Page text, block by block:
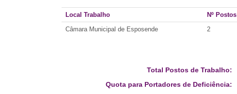
Local Trabalho Nº Postos
Câmara Municipal de Esposende
2
Total Postos de Trabalho:
Quota para Portadores de Deficiência: